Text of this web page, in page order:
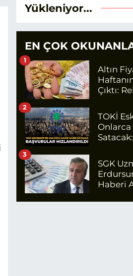
Yükleniyor...
EN ÇOK
Altın
Çıktı:
1
TOKİ
Onlarca
2
SGK
Haberi
İçin Net
3